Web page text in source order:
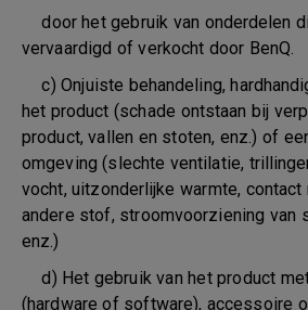
door het gebruik van onderdelen
vervaardigd of verkocht door BenQ.
c) Onjuiste behandeling,
het product (schade ontstaan bij
product, vallen en stoten, enz.) of
omgeving (slechte ventilatie,
vocht, uitzonderlijke warmte,
andere stof, stroomvoorziening van
enz.)
d) Het gebruik van het product
(hardware of software), accessoire